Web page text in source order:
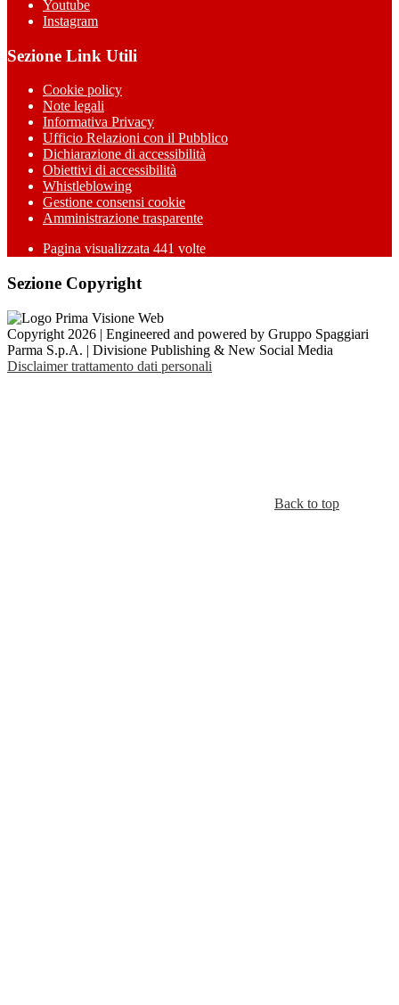
Youtube
Instagram
Sezione Link Utili
Cookie policy
Note legali
Informativa Privacy
Ufficio Relazioni con il Pubblico
Dichiarazione di accessibilità
Obiettivi di accessibilità
Whistleblowing
Gestione consensi cookie
Amministrazione trasparente
Pagina visualizzata 441 volte
Sezione Copyright
Copyright 2026 | Engineered and powered by Gruppo Spaggiari
Parma S.p.A. | Divisione Publishing & New Social Media
Disclaimer trattamento dati personali
Back to top